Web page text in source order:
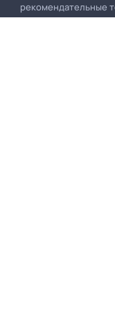
рекомендательные